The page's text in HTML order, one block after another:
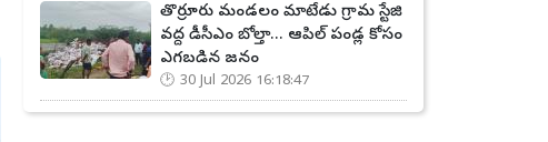
తొర్రూరు మండలం మాటేడు గ్రామ స్టేజి
వద్ద డీసీఎం బోల్తా... ఆపిల్ పండ్ల కోసం
ఎగబడిన జనం
30 Jul 2026 16:18:47